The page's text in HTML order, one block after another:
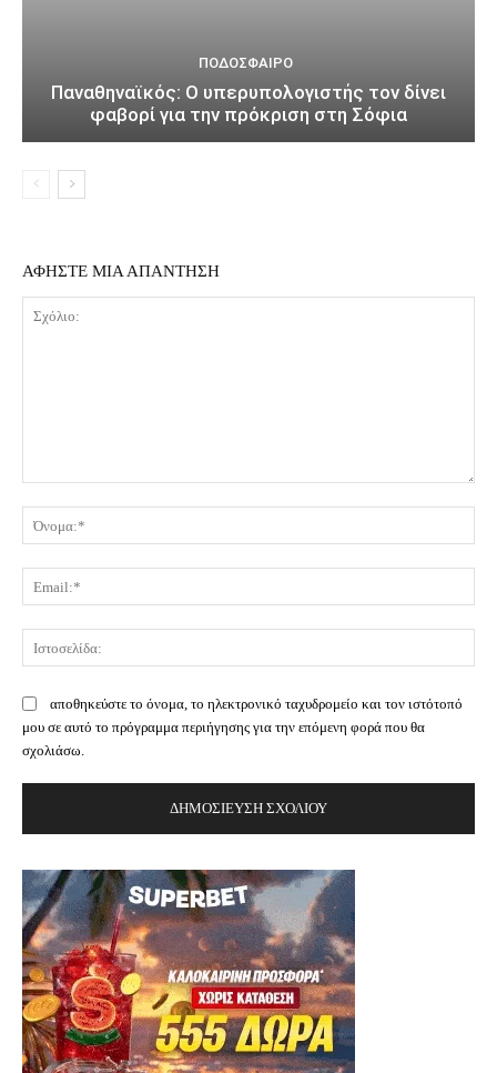
ΠΟΔΌΣΦΑΙΡΟ
Παναθηναϊκός: Ο υπερυπολογιστής τον δίνει
φαβορί για την πρόκριση στη Σόφια
ΑΦΗΣΤΕ ΜΙΑ ΑΠΑΝΤΗΣΗ
αποθηκεύστε το όνομα, το ηλεκτρονικό ταχυδρομείο και τον ιστότοπό
μου σε αυτό το πρόγραμμα περιήγησης για την επόμενη φορά που θα
σχολιάσω.